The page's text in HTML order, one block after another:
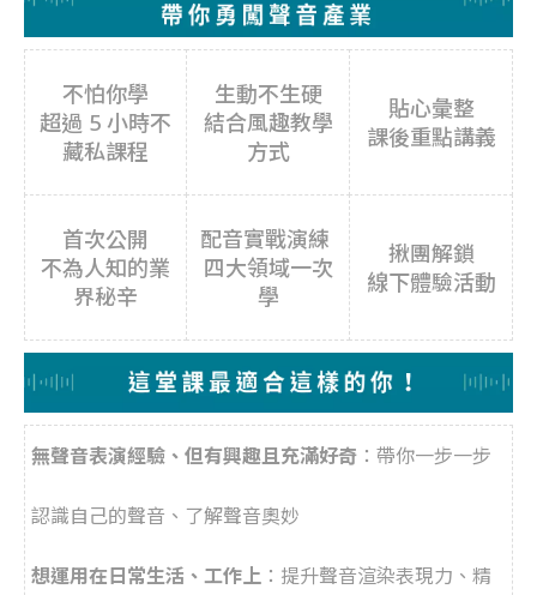
不怕你學
超過 5 小時不
藏私課程
生動不生硬
結合風趣教學
方式
貼心彙整
課後重點講義
首次公開
不為人知的業
界秘辛
配音實戰演練
四大領域一次
學
揪團解鎖
線下體驗活動
無聲音表演經驗、但有興趣且充滿好奇 ：帶你一步一步
認識自己的聲音、了解聲音奧妙
想運用在日常生活、工作上 ：提升聲音渲染表現力、精